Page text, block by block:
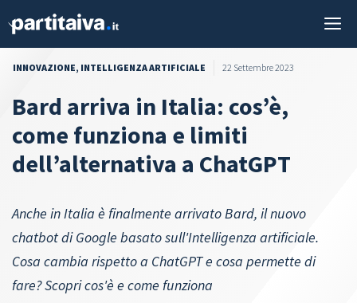
INNOVAZIONE, INTELLIGENZA ARTIFICIALE 22 Settembre 2023
Bard arriva in Italia: cos’è,
come funziona e limiti
dell’alternativa a ChatGPT
Anche in Italia è finalmente arrivato Bard, il nuovo
chatbot di Google basato sull'Intelligenza artificiale.
Cosa cambia rispetto a ChatGPT e cosa permette di
fare? Scopri cos'è e come funziona